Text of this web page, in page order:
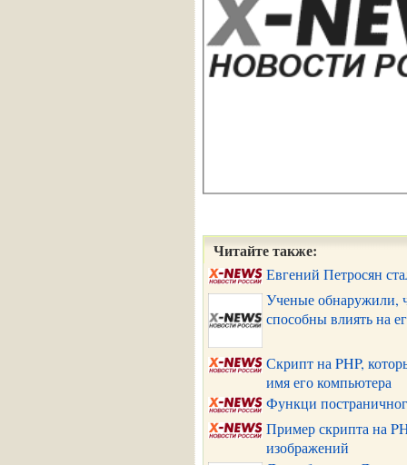
Читайте также:
Евгений Петросян
Ученые обнаружили,
способны влиять на
Скрипт на PHP,
имя его компьютера
Функци
Пример скрипта на
изображений